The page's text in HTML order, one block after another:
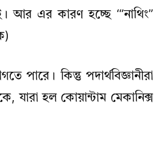
আর এর কারণ হচ্ছে ‘“নাথিং”
পারে। কিন্তু পদার্থবিজ্ঞানীরা
যারা হল কোয়ান্টাম মেকানিক্স